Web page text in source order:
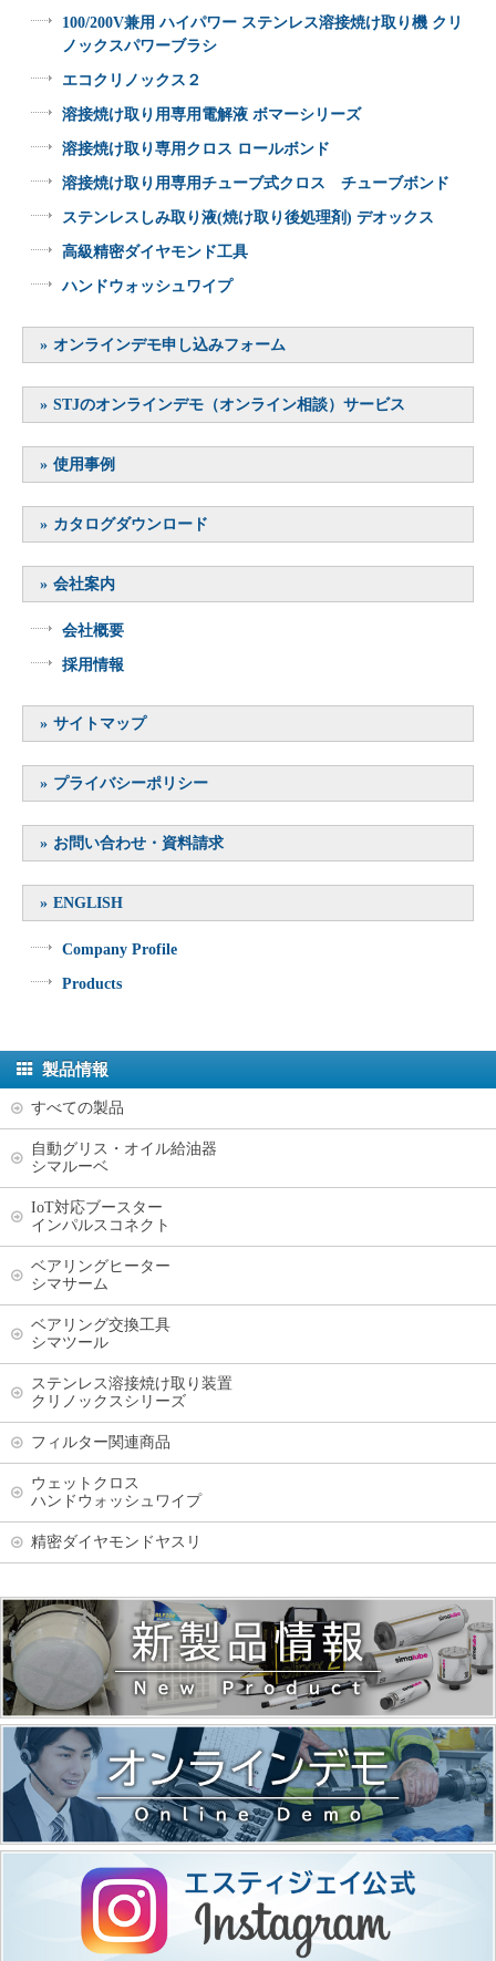
100/200V兼用 ハイパワー ステンレス溶接焼け取り機 クリ
ノックスパワーブラシ
エコクリノックス２
溶接焼け取り用専用電解液 ボマーシリーズ
溶接焼け取り専用クロス ロールボンド
溶接焼け取り用専用チューブ式クロス チューブボンド
ステンレスしみ取り液(焼け取り後処理剤) デオックス
高級精密ダイヤモンド工具
ハンドウォッシュワイプ
オンラインデモ申し込みフォーム
STJのオンラインデモ（オンライン相談）サービス
使用事例
カタログダウンロード
会社案内
会社概要
採用情報
サイトマップ
プライバシーポリシー
お問い合わせ・資料請求
ENGLISH
Company Profile
Products
製品情報
すべての製品
自動グリス・オイル給油器
シマルーベ
IoT対応ブースター
インパルスコネクト
ベアリングヒーター
シマサーム
ベアリング交換工具
シマツール
ステンレス溶接焼け取り装置
クリノックスシリーズ
フィルター関連商品
ウェットクロス
ハンドウォッシュワイプ
精密ダイヤモンドヤスリ